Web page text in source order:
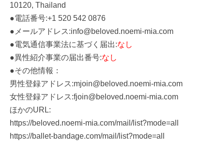
10120, Thailand
●電話番号:+1 520 542 0876
●メールアドレス:info@beloved.noemi-mia.com
●電気通信事業法に基づく届出:なし
●異性紹介事業の届出番号:なし
●その他情報：
男性登録アドレス:mjoin@beloved.noemi-mia.com
女性登録アドレス:fjoin@beloved.noemi-mia.com
ほかのURL:
https://beloved.noemi-mia.com/mail/list?mode=all
https://ballet-bandage.com/mail/list?mode=all